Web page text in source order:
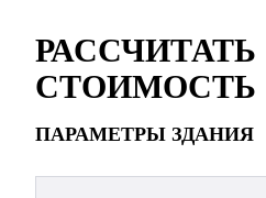
РАССЧИТАТЬ
СТОИМОСТЬ
ПАРАМЕТРЫ ЗДАНИЯ